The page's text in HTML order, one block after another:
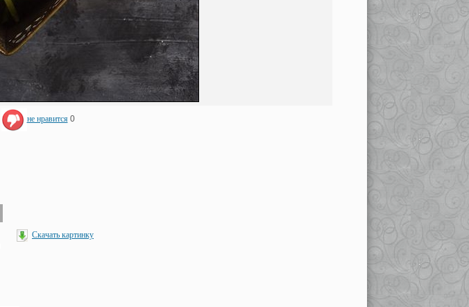
не нравится 0
Скачать картинку